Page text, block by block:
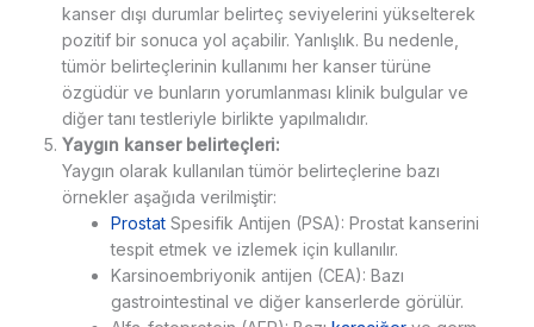
kanser dışı durumlar belirteç seviyelerini yükselterek
pozitif bir sonuca yol açabilir. Yanlışlık. Bu nedenle,
tümör belirteçlerinin kullanımı her kanser türüne
özgüdür ve bunların yorumlanması klinik bulgular ve
diğer tanı testleriyle birlikte yapılmalıdır.
Yaygın kanser belirteçleri:
Yaygın olarak kullanılan tümör belirteçlerine bazı
örnekler aşağıda verilmiştir:
ProstatSpesifik Antijen (PSA): Prostat kanserini
tespit etmek ve izlemek için kullanılır.
Karsinoembriyonik antijen (CEA): Bazı
gastrointestinal ve diğer kanserlerde görülür.